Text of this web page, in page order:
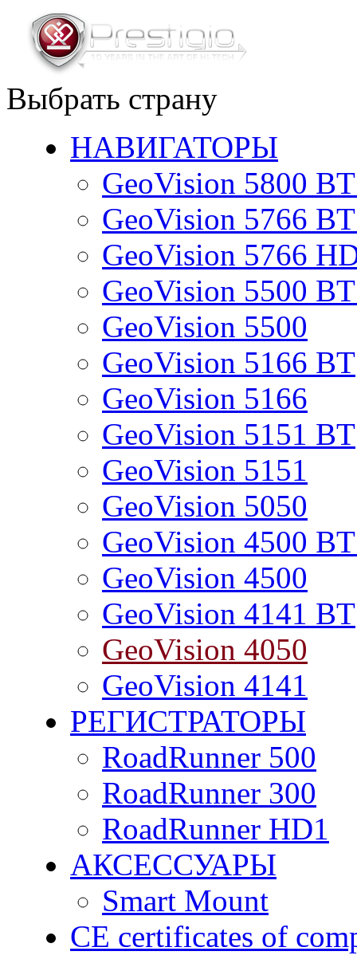
Выбрать страну
НАВИГАТОРЫ
GeoVision 5800
GeoVision 5766
GeoVision 5766
GeoVision 5500
GeoVision 5500
GeoVision 5166 BT
GeoVision 5166
GeoVision 5151 BT
GeoVision 5151
GeoVision 5050
GeoVision 4500
GeoVision 4500
GeoVision 4141 BT
GeoVision 4050
GeoVision 4141
РЕГИСТРАТОРЫ
RoadRunner 500
RoadRunner 300
RoadRunner HD1
АКСЕССУАРЫ
Smart Mount
CE certificates of